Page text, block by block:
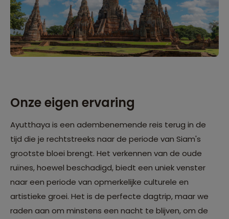
Onze eigen ervaring
Ayutthaya is een adembenemende reis terug in de
tijd die je rechtstreeks naar de periode van Siam's
grootste bloei brengt. Het verkennen van de oude
ruïnes, hoewel beschadigd, biedt een uniek venster
naar een periode van opmerkelijke culturele en
artistieke groei. Het is de perfecte dagtrip, maar we
raden aan om minstens een nacht te blijven, om de